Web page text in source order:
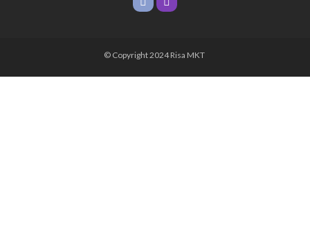
© Copyright 2024 Risa MKT